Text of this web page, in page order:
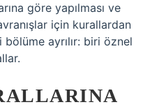
göre yapılması ve
için kurallardan
ayrılır: biri öznel